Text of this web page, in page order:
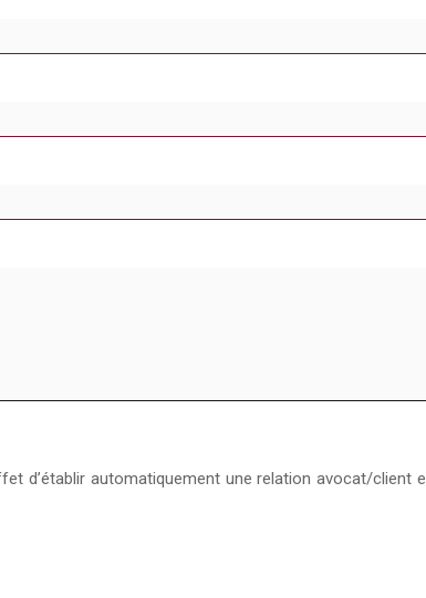
d’établir automatiquement une relation avocat/client